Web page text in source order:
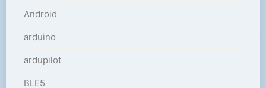
Android
arduino
ardupilot
BLE5